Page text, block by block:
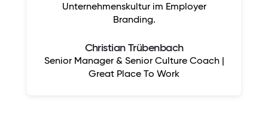
Unternehmenskultur im Employer
Branding.
Christian Trübenbach
Senior Manager & Senior Culture Coach |
Great Place To Work